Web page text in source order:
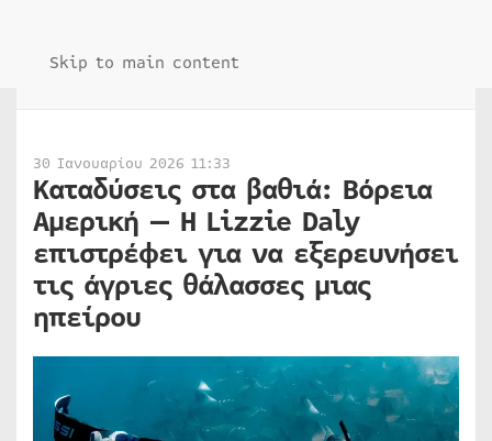
Skip to main content
30 Ιανουαρίου 2026 11:33
Καταδύσεις στα βαθιά: Βόρεια
Αμερική — Η Lizzie Daly
επιστρέφει για να εξερευνήσει
τις άγριες θάλασσες μιας
ηπείρου